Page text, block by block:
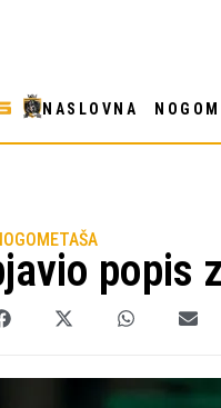
NASLOVNA
popis